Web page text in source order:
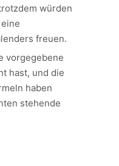
würden
freuen.
vorgegebene
hast, und die
haben
stehende